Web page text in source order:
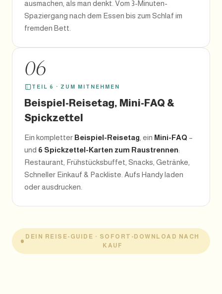
ausmachen, als man denkt. Vom 3-Minuten-
Spaziergang nach dem Essen bis zum Schlaf im
fremden Bett.
06
TEIL 6 · ZUM MITNEHMEN
Beispiel-Reisetag, Mini-FAQ &
Spickzettel
Ein kompletter Beispiel-Reisetag , ein Mini-FAQ –
und 6 Spickzettel-Karten zum Raustrennen:
Restaurant, Frühstücksbuffet, Snacks, Getränke,
Schneller Einkauf & Packliste. Aufs Handy laden
oder ausdrucken.
DEIN REISE-GUIDE · SOFORT-DOWNLOAD NACH
KAUF